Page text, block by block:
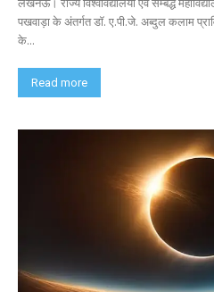
पखवाड़ा के अंतर्गत डॉ. ए.पी.जे. अब्दुल कलाम
के...
Read more